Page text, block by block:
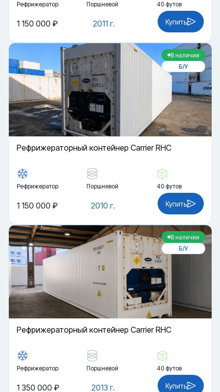
Рефрижератор Поршневой 40 футов
2011 г.
1 150 000 ₽ Купить
В наличии
Б/У
Рефрижераторный контейнер Carrier RHC
Рефрижератор Поршневой 40 футов
2010 г.
1 150 000 ₽ Купить
В наличии
Б/У
Рефрижераторный контейнер Carrier RHC
Рефрижератор Поршневой 40 футов
2013 г.
1 350 000 ₽ Купить